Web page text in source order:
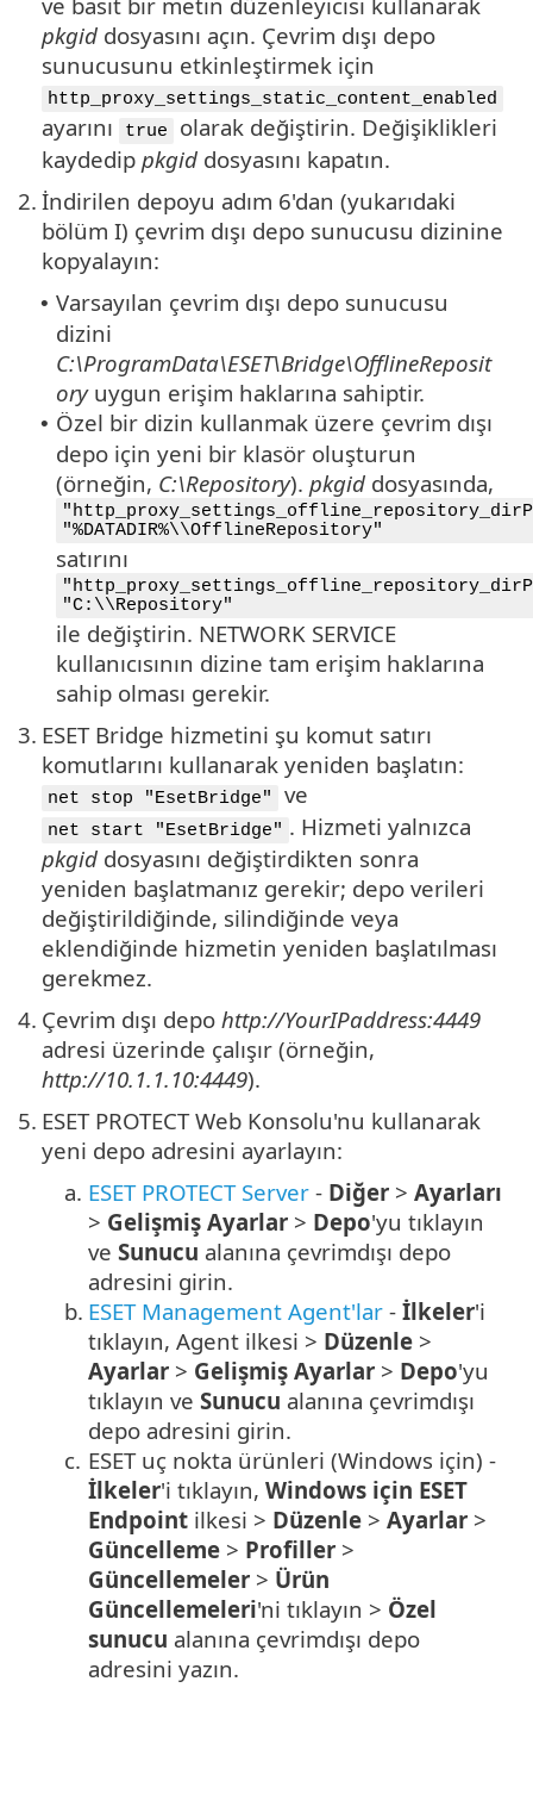
pkgid dosyasını açın. Çevrim dışı depo
sunucusunu etkinleştirmek için
http_proxy_settings_static_content_enabled
ayarını true
olarak değiştirin. Değişiklikleri
kaydedip pkgid dosyasını kapatın.
2. İndirilen depoyu adım 6'dan (yukarıdaki
bölüm I) çevrim dışı depo sunucusu dizinine
kopyalayın:
• Varsayılan çevrim dışı depo sunucusu
dizini
C:\ProgramData\ESET\Bridge\OfflineReposit
oryuygun erişim haklarına sahiptir.
• Özel bir dizin kullanmak üzere çevrim dışı
depo için yeni bir klasör oluşturun
(örneğin, C:\Repository). pkgid dosyasında,
"%DATADIR%\\OfflineRepository"
satırını
"C:\\Repository"
ile değiştirin. NETWORK SERVICE
kullanıcısının dizine tam erişim haklarına
sahip olması gerekir.
3. ESET Bridge hizmetini şu komut satırı
komutlarını kullanarak yeniden başlatın:
net stop "EsetBridge" ve
net start "EsetBridge" . Hizmeti yalnızca
pkgid dosyasını değiştirdikten sonra
yeniden başlatmanız gerekir; depo verileri
değiştirildiğinde, silindiğinde veya
eklendiğinde hizmetin yeniden başlatılması
gerekmez.
4. Çevrim dışı depo http://YourIPaddress:4449
adresi üzerinde çalışır (örneğin,
http://10.1.1.10:4449).
5. ESET PROTECT Web Konsolu'nu kullanarak
yeni depo adresini ayarlayın:
a. ESET PROTECT Server - Diğer > Ayarları
> Gelişmiş Ayarlar > Depo'yu tıklayın
ve Sunucu alanına çevrimdışı depo
adresini girin.
b. ESET Management Agent'lar - İlkeler'i
tıklayın, Agent ilkesi > Düzenle >
Ayarlar > Gelişmiş Ayarlar > Depo'yu
tıklayın ve Sunucu alanına çevrimdışı
depo adresini girin.
c. ESET uç nokta ürünleri (Windows için) -
İlkeler'i tıklayın, Windows için ESET
Endpoint ilkesi > Düzenle > Ayarlar >
Güncelleme > Profiller >
Güncellemeler > Ürün
Güncellemeleri'ni tıklayın > Özel
sunucu alanına çevrimdışı depo
adresini yazın.